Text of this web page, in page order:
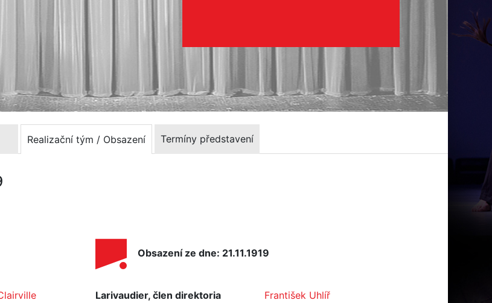
Realizační tým / Obsazení Termíny představení
Obsazení ze dne: 21.11.1919
Larivaudier, člen direktoria
František Uhlíř